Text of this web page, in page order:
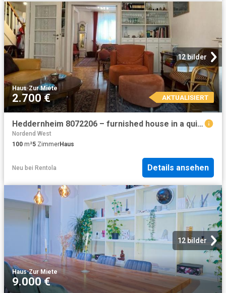
12 bilder
Haus·Zur Miete
2.700 € AKTUALISIERT
Heddernheim 8072206 – furnished house in a quiet area
Nordend West
100 m²5 ZimmerHaus
Neu bei Rentola Details ansehen
12 bilder
Haus·Zur Miete
9.000 €